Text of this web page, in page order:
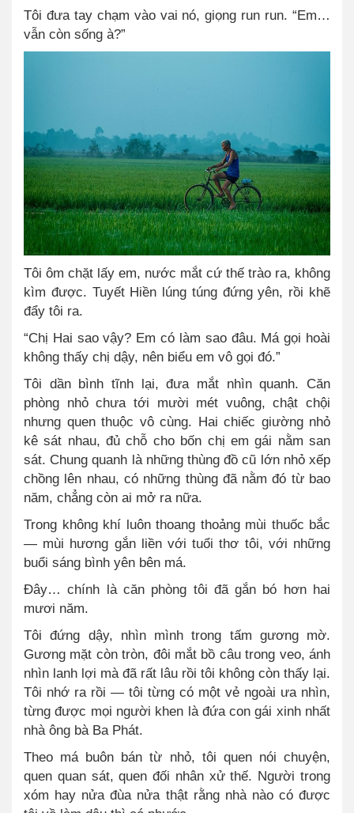
Tôi đưa tay chạm vào vai nó, giọng run run. “Em…
vẫn còn sống à?”
Tôi ôm chặt lấy em, nước mắt cứ thế trào ra, không
kìm được. Tuyết Hiền lúng túng đứng yên, rồi khẽ
đẩy tôi ra.
“Chị Hai sao vậy? Em có làm sao đâu. Má gọi hoài
không thấy chị dậy, nên biểu em vô gọi đó.”
Tôi dần bình tĩnh lại, đưa mắt nhìn quanh. Căn
phòng nhỏ chưa tới mười mét vuông, chật chội
nhưng quen thuộc vô cùng. Hai chiếc giường nhỏ
kê sát nhau, đủ chỗ cho bốn chị em gái nằm san
sát. Chung quanh là những thùng đồ cũ lớn nhỏ xếp
chồng lên nhau, có những thùng đã nằm đó từ bao
năm, chẳng còn ai mở ra nữa.
Trong không khí luôn thoang thoảng mùi thuốc bắc
— mùi hương gắn liền với tuổi thơ tôi, với những
buổi sáng bình yên bên má.
Đây… chính là căn phòng tôi đã gắn bó hơn hai
mươi năm.
Tôi đứng dậy, nhìn mình trong tấm gương mờ.
Gương mặt còn tròn, đôi mắt bồ câu trong veo, ánh
nhìn lanh lợi mà đã rất lâu rồi tôi không còn thấy lại.
Tôi nhớ ra rồi — tôi từng có một vẻ ngoài ưa nhìn,
từng được mọi người khen là đứa con gái xinh nhất
nhà ông bà Ba Phát.
Theo má buôn bán từ nhỏ, tôi quen nói chuyện,
quen quan sát, quen đối nhân xử thế. Người trong
xóm hay nửa đùa nửa thật rằng nhà nào có được